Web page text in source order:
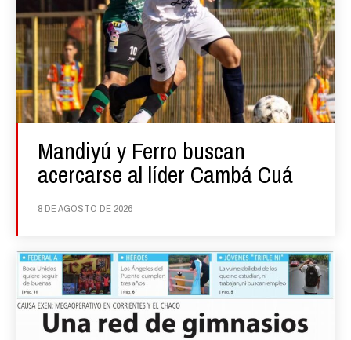
Mandiyú y Ferro buscan
acercarse al líder Cambá Cuá
8 DE AGOSTO DE 2026